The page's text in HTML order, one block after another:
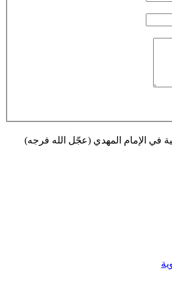
في الإمام المهدي (عجّل الله فرجه)